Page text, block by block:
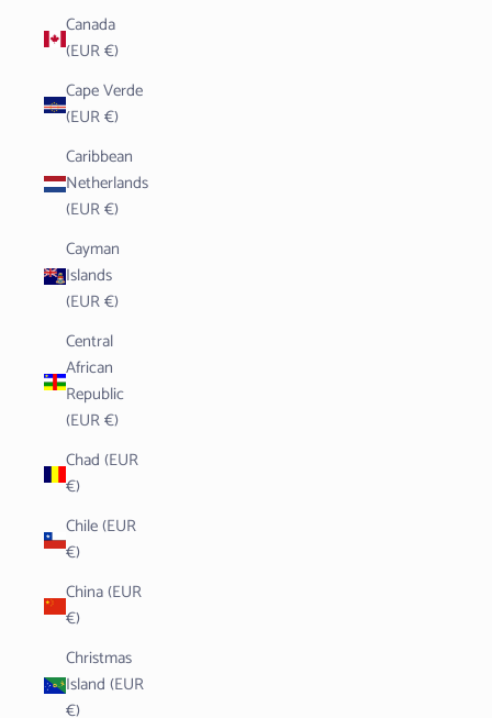
Canada
(EUR €)
Cape Verde
(EUR €)
Caribbean
Netherlands
(EUR €)
Cayman
Islands
(EUR €)
Central
African
Republic
(EUR €)
Chad (EUR
€)
Chile (EUR
€)
China (EUR
€)
Christmas
Island (EUR
€)